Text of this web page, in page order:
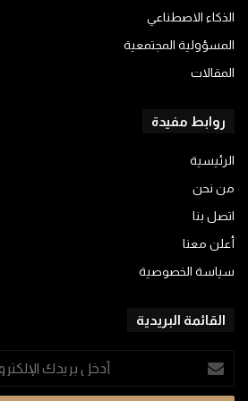
الذكاء الاصطناعي
المسؤولية المجتمعية
المقالات
روابط مفيدة
الرئيسية
من نحن
اتصل بنا
أعلن معنا
سياسة الخصوصية
القائمة البريدية
أدخل
بريدك
الإلكتروني